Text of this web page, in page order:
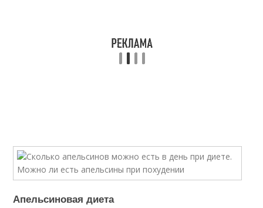
Апельсиновая диета